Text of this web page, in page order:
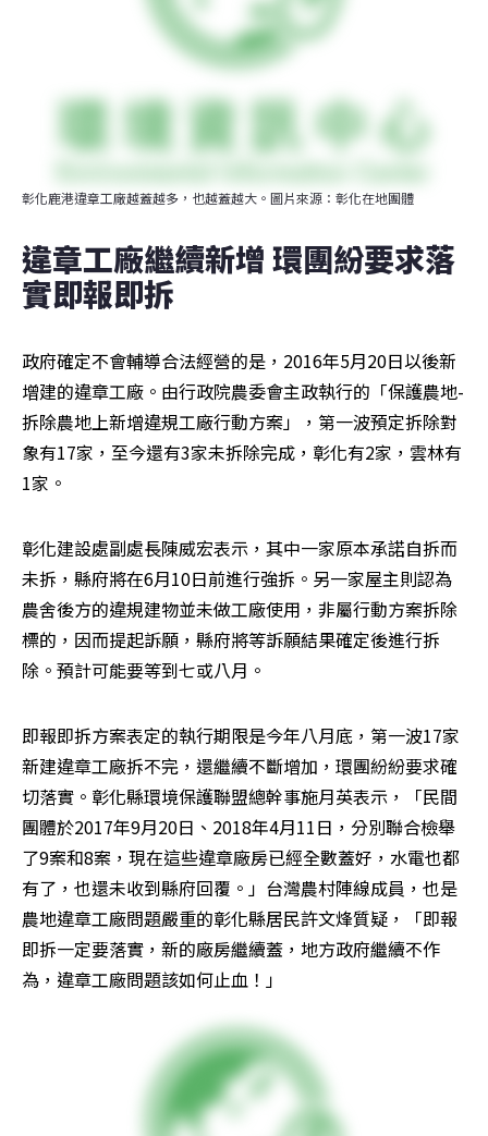
彰化鹿港違章工廠越蓋越多，也越蓋越大。圖片來源：彰化在地團體
違章工廠繼續新增 環團紛要求落
實即報即拆
政府確定不會輔導合法經營的是，2016年5月20日以後新
增建的違章工廠。由行政院農委會主政執行的「保護農地-
拆除農地上新增違規工廠行動方案」，第一波預定拆除對
象有17家，至今還有3家未拆除完成，彰化有2家，雲林有
1家。
彰化建設處副處長陳威宏表示，其中一家原本承諾自拆而
未拆，縣府將在6月10日前進行強拆。另一家屋主則認為
農舍後方的違規建物並未做工廠使用，非屬行動方案拆除
標的，因而提起訴願，縣府將等訴願結果確定後進行拆
除。預計可能要等到七或八月。
即報即拆方案表定的執行期限是今年八月底，第一波17家
新建違章工廠拆不完，還繼續不斷增加，環團紛紛要求確
切落實。彰化縣環境保護聯盟總幹事施月英表示，「民間
團體於2017年9月20日、2018年4月11日，分別聯合檢舉
了9案和8案，現在這些違章廠房已經全數蓋好，水電也都
有了，也還未收到縣府回覆。」台灣農村陣線成員，也是
農地違章工廠問題嚴重的彰化縣居民許文烽質疑，「即報
即拆一定要落實，新的廠房繼續蓋，地方政府繼續不作
為，違章工廠問題該如何止血！」